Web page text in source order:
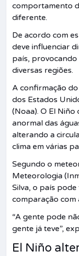
comportamento
diferente.
De acordo com
deve influenciar
país, provocando
diversas regiões.
A confirmação
dos Estados
(Noaa). O El
anormal das
alterando a
clima em várias
Segundo o
Meteorologia
Silva, o país
comparação com
“A gente pode
gente já teve”,
El Niño